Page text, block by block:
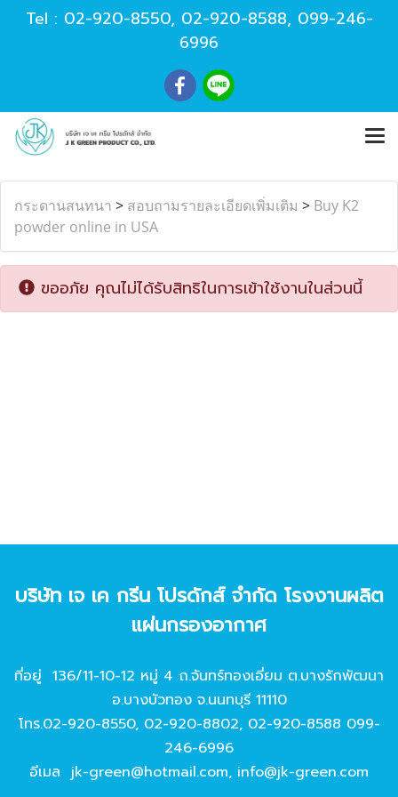
Tel : 02-920-8550, 02-920-8588, 099-246-
6996
กระดานสนทนา > สอบถามรายละเอียดเพิ่มเติม > Buy K2
powder online in USA
ขออภัย คุณไม่ได้รับสิทธิในการเข้าใช้งานในส่วนนี้
บริษัท เจ เค กรีน โปรดักส์ จํากัด โรงงานผลิต
แผ่นกรองอากาศ
ที่อยู่ 136/11-10-12 หมู่ 4 ถ.จันทร์ทองเอี่ยม ต.บางรักพัฒนา
อ.บางบัวทอง จ.นนทบุรี 11110
โทร.02-920-8550, 02-920-8802, 02-920-8588 099-
246-6996
อีเมล jk-green@hotmail.com, info@jk-green.com